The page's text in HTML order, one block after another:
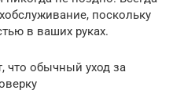
поскольку
в ваших руках.
что обычный уход за